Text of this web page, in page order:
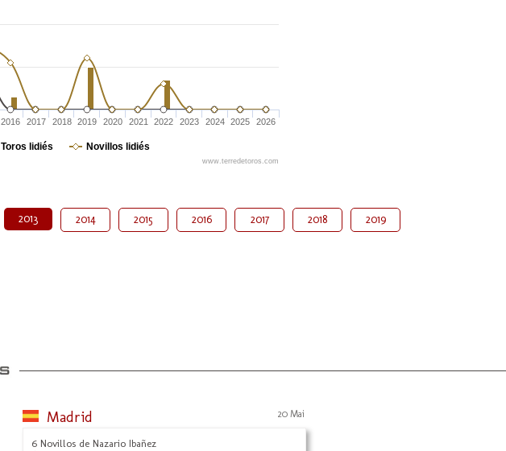
Toros lidiés Novillos lidiés
2016 2017 2018 2019 2020 2021 2022 2023 2024 2025 2026
www.terredetoros.com
2013 2014 2015 2016 2017 2018 2019
Madrid 20 Mai
6 Novillos de Nazario Ibañez